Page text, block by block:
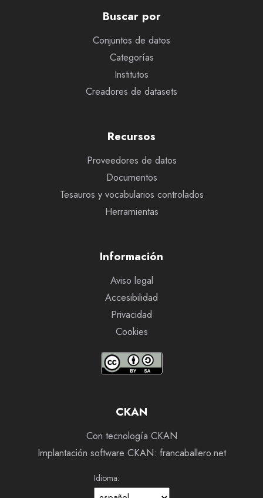
Buscar por
Conjuntos de datos
Categorías
Institutos
Creadores de datasets
Recursos
Proveedores de datos
Documentos
Tesauros y vocabularios controlados
Herramientas
Información
Aviso legal
Accesibilidad
Privacidad
Cookies
CKAN
Con tecnología CKAN
Implantación software CKAN: francaballero.net
Idioma